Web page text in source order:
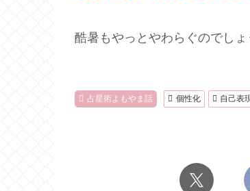
酷暑もやっとやわらぐのでし
占星術よもやま話 個性化 自己表